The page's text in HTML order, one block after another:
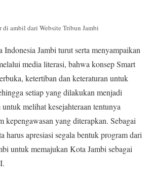
di ambil dari Website Tribun Jambi
Jambi turut serta menyampaikan
media literasi, bahwa konsep Smart
ketertiban dan keteraturan untuk
setiap yang dilakukan menjadi
melihat kesejahteraan tentunya
kepengawasan yang diterapkan. Sebagai
harus apresiasi segala bentuk program dari
untuk memajukan Kota Jambi sebagai